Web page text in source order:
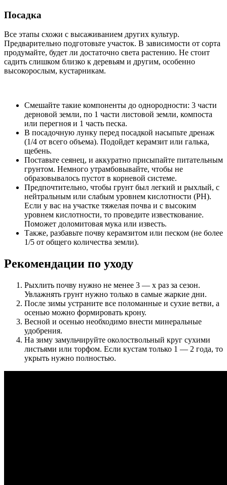
Посадка
Все этапы схожи с высаживанием других культур.
Предварительно подготовьте участок. В зависимости от сорта
продумайте, будет ли достаточно света растению. Не стоит
садить слишком близко к деревьям и другим, особенно
высокорослым, кустарникам.
Cмешайте такие компоненты до однородности: 3 части
дерновой земли, по 1 части листовой земли, компоста
или перегноя и 1 часть песка.
В посадочную лунку перед посадкой насыпьте дренаж
(1/4 от всего объема). Подойдет керамзит или галька,
щебень.
Поставьте сеянец, и аккуратно присыпайте питательным
грунтом. Немного утрамбовывайте, чтобы не
образовывалось пустот в корневой системе.
Предпочтительно, чтобы грунт был легкий и рыхлый, с
нейтральным или слабым уровнем кислотности (РН).
Если у вас на участке тяжелая почва и с высоким
уровнем кислотности, то проведите известкование.
Поможет доломитовая мука или известь.
Также, разбавьте почву керамзитом или песком (не более
1/5 от общего количества земли).
Рекомендации по уходу
Рыхлить почву нужно не менее 3 — х раз за сезон.
Увлажнять грунт нужно только в самые жаркие дни.
После зимы устраните все поломанные и сухие ветви, а
осенью можно формировать крону.
Весной и осенью необходимо внести минеральные
удобрения.
На зиму замульчируйте околоствольный круг сухими
листьями или торфом. Если кустам только 1 — 2 года, то
укрыть нужно полностью.